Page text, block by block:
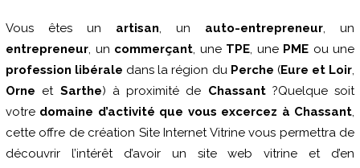
Vous êtes un artisan, un auto-entrepreneur, un
entrepreneur, un commerçant, une TPE, une PME ou une
profession libérale dans la région du Perche (Eure et Loir,
Orne et Sarthe) à proximité de Chassant?Quelque soit
votre domaine d’activité que vous excercez à Chassant,
cette offre de création Site Internet Vitrine vous permettra de
découvrir l’intérêt d’avoir un site web vitrine et d’en